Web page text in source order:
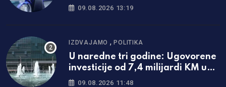
09.08.2026 13:19
IZDVAJAMO ,POLITIKA
U naredne tri godine: Ugovorene
investicije od 7,4 milijardi KM u
Srpskoj
09.08.2026 11:48